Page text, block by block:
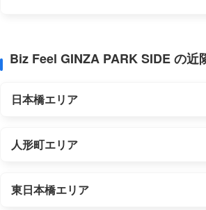
Biz Feel GINZA PARK SIDE の近
日本橋エリア
人形町エリア
東日本橋エリア